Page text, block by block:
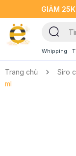
GIẢM
Whipping
Trang chủ Siro
ml